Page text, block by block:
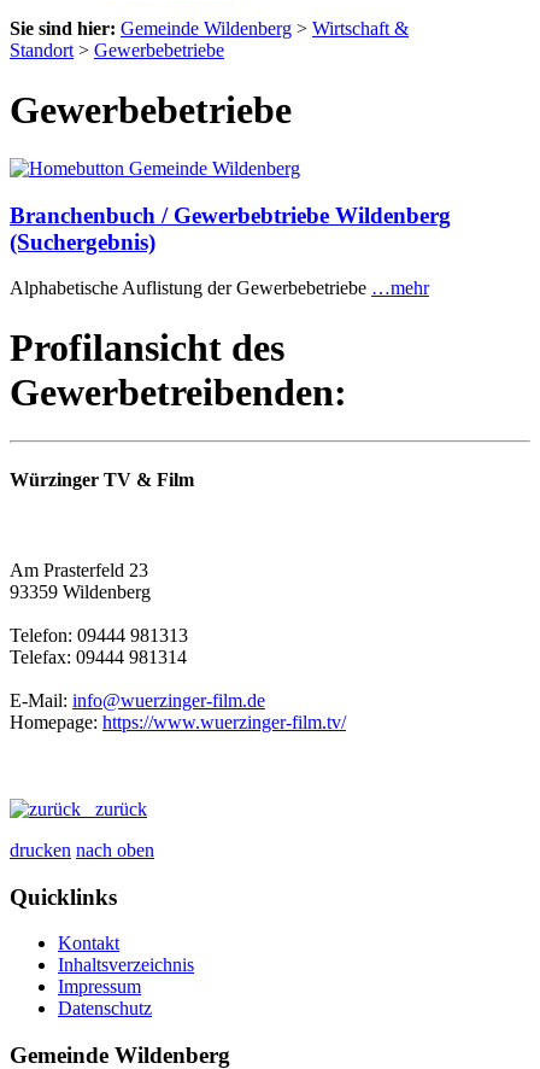
Sie sind hier: Gemeinde Wildenberg > Wirtschaft &
Standort > Gewerbebetriebe
Gewerbebetriebe
Branchenbuch / Gewerbebtriebe Wildenberg
(Suchergebnis)
Alphabetische Auflistung der Gewerbebetriebe …mehr
Profilansicht des
Gewerbetreibenden:
Würzinger TV & Film
Am Prasterfeld 23
93359 Wildenberg
Telefon: 09444 981313
Telefax: 09444 981314
E-Mail: info@wuerzinger-film.de
Homepage: https://www.wuerzinger-film.tv/
zurück
drucken nach oben
Quicklinks
Kontakt
Inhaltsverzeichnis
Impressum
Datenschutz
Gemeinde Wildenberg